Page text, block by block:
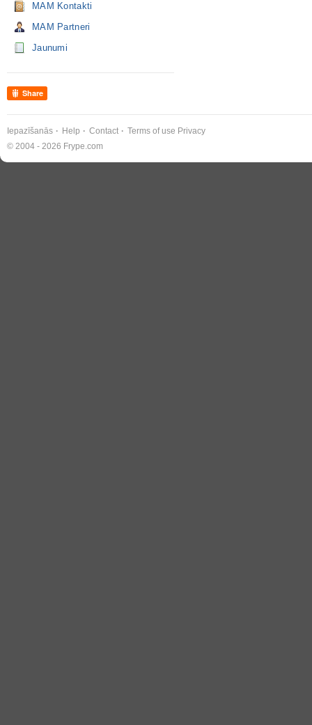
MAM Kontakti
MAM Partneri
Jaunumi
Share
Iepazīšanās Help Contact Terms of use Privacy
© 2004 - 2026 Frype.com